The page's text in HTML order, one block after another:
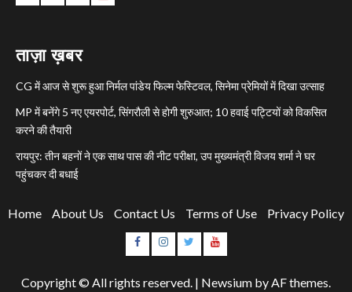
ताज़ा ख़बर
CG में आज से शुरू हुआ निर्मल पांडेय फिल्म फेस्टिवल, सिनेमा प्रेमियों में दिखा उत्साह
MP में बनेंगे 5 नए एयरपोर्ट, सिंगरौली से होगी शुरुआत; 10 हवाई पट्टियों को विकसित
करने की तैयारी
रायपुर: तीन बहनों ने एक साथ पास की नीट परीक्षा, उप मुख्यमंत्री विजय शर्मा ने घर
पहुंचकर दी बधाई
Home About Us Contact Us Terms of Use Privacy Policy
Facebook
Instagram
TwitterYouTube
Copyright © All rights reserved. | Newsium by AF themes.